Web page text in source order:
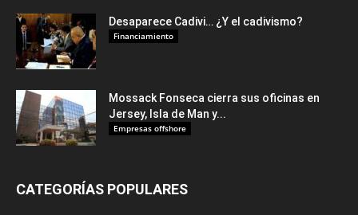
Desaparece Cadivi… ¿Y el cadivismo?
Financiamiento
Mossack Fonseca cierra sus oficinas en
Jersey, Isla de Man y...
Empresas offshore
CATEGORÍAS POPULARES